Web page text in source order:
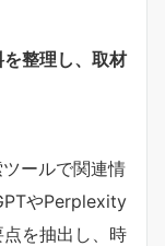
整理し、取材
ールで関連情
やPerplexity
を抽出し、時